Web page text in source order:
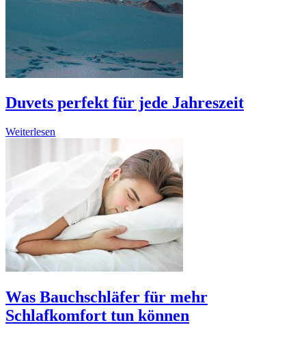
Duvets perfekt für jede Jahreszeit
Weiterlesen
Was Bauchschläfer für mehr
Schlafkomfort tun können